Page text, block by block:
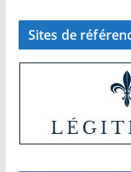
Sites de